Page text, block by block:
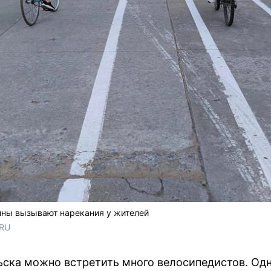
вызывают нарекания у жителей
можно встретить много велосипедистов.